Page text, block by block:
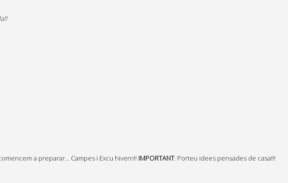
a preparar… Campes i Excu hivern!! IMPORTANT: Porteu idees pensades de casa!!!